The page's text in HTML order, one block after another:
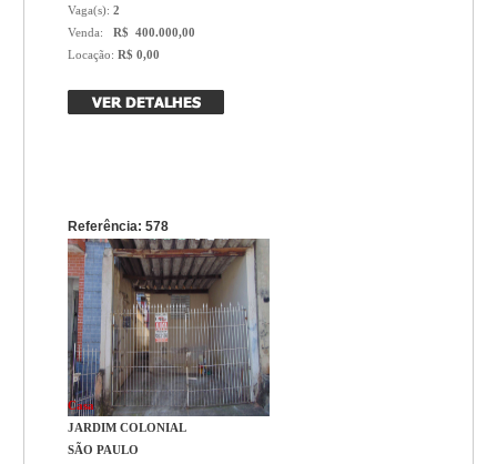
Vaga(s):2
Venda:
R$ 400.000,00
Locação:R$ 0,00
Referência: 578
Casa
JARDIM COLONIAL
SÃO PAULO